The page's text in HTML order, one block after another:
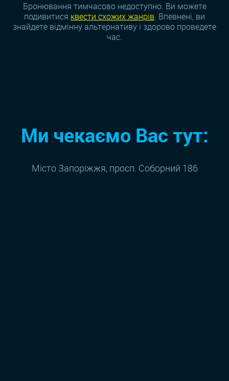
Бронювання тимчасово недоступно. Ви можете
подивитися квести схожих жанрiв. Впевнені, ви
знайдете відмінну альтернативу і здорово проведете
час.
Ми чекаємо Вас тут:
Місто Запоріжжя, просп. Соборний 186